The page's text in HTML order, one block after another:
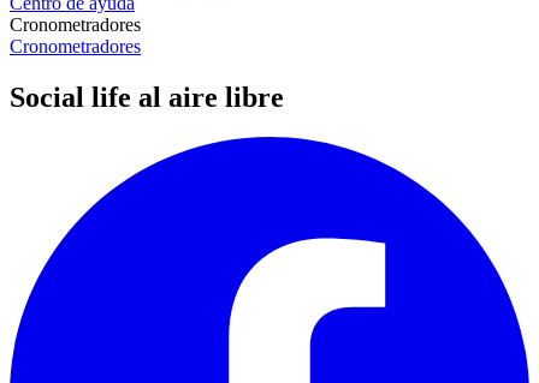
Cronometradores
Cronometradores
Social life al aire libre